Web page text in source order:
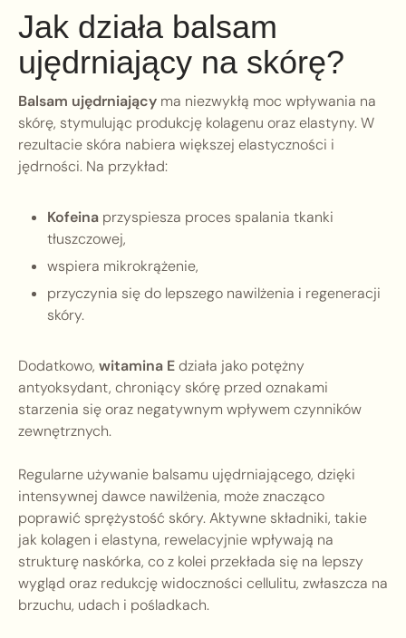
Jak działa balsam
ujędrniający na skórę?
Balsam ujędrniający ma niezwykłą moc wpływania na
skórę, stymulując produkcję kolagenu oraz elastyny. W
rezultacie skóra nabiera większej elastyczności i
jędrności. Na przykład:
Kofeina przyspiesza proces spalania tkanki
tłuszczowej,
wspiera mikrokrążenie,
przyczynia się do lepszego nawilżenia i regeneracji
skóry.
Dodatkowo, witamina Edziała jako potężny
antyoksydant, chroniący skórę przed oznakami
starzenia się oraz negatywnym wpływem czynników
zewnętrznych.
Regularne używanie balsamu ujędrniającego, dzięki
intensywnej dawce nawilżenia, może znacząco
poprawić sprężystość skóry. Aktywne składniki, takie
jak kolagen i elastyna, rewelacyjnie wpływają na
strukturę naskórka, co z kolei przekłada się na lepszy
wygląd oraz redukcję widoczności cellulitu, zwłaszcza na
brzuchu, udach i pośladkach.